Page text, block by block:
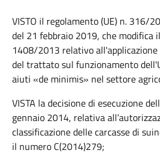
VISTO il regolamento (UE) n. 316/
del 21 febbraio 2019, che modifica
1408/2013 relativo
del trattato sul funzionamento
aiuti «de minimis» nel settore
VISTA la decisione di esecuzione
gennaio 2014, relativa
classificazione delle carcasse di
il numero C(2014)279;